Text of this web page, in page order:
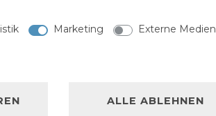
1 Zoll
Tülle
Marketing Externe Medien
ALLE ABLEHNEN